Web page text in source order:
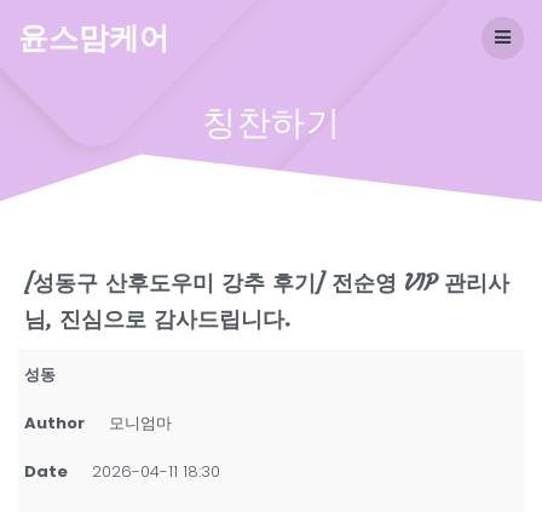
윤스맘케어
칭찬하기
​[성동구 산후도우미 강추 후기] 전순영 VIP 관리사
님, 진심으로 감사드립니다.
성동
Author 모니엄마
Date 2026-04-11 18:30